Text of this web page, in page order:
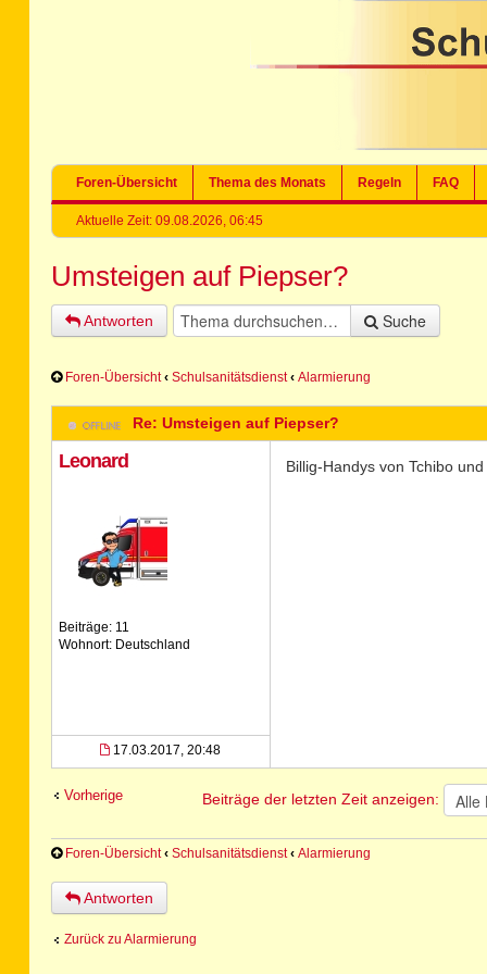
Foren-Übersicht Thema des Monats Regeln FAQ
Aktuelle Zeit: 09.08.2026, 06:45
Umsteigen auf Piepser?
Antworten Suche
Foren-Übersicht ‹ Schulsanitätsdienst ‹ Alarmierung
Re: Umsteigen auf Piepser?
Leonard
Beiträge: 11
Wohnort: Deutschland
17.03.2017, 20:48
Billig-Handys von Tchibo
Vorherige Beiträge der letzten Zeit anzeigen:
Foren-Übersicht ‹ Schulsanitätsdienst ‹ Alarmierung
Antworten
Zurück zu Alarmierung